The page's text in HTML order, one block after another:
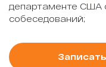
департаменте США
собеседований;